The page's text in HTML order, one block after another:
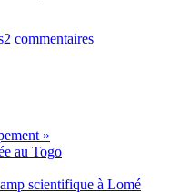
2 commentaires
»
au Togo
scientifique à Lomé